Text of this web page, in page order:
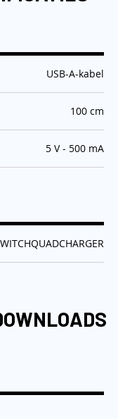
:USB-A-kabel
:100 cm
:5 V - 500 mA